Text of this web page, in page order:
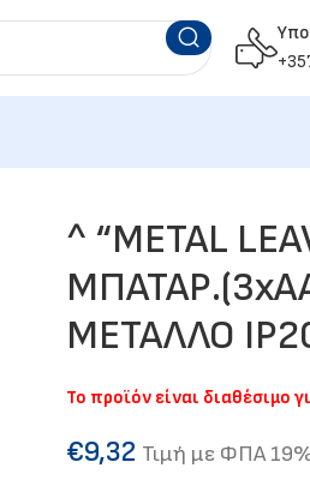
^ “METAL
ΜΕΤΑΛΛΟ
Το προϊόν είναι διαθέσιμο
€9,32 Τιμή με ΦΠΑ